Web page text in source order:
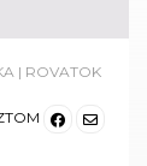
| ROVATOK